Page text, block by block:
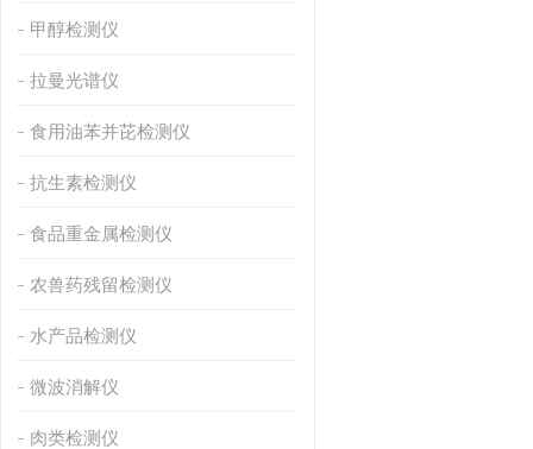
甲醇检测仪
拉曼光谱仪
食用油苯并芘检测仪
抗生素检测仪
食品重金属检测仪
农兽药残留检测仪
水产品检测仪
微波消解仪
肉类检测仪